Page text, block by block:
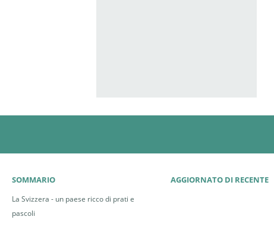
SOMMARIO
La Svizzera - un paese ricco di prati e
pascoli
AGGIORNATO DI RECENTE